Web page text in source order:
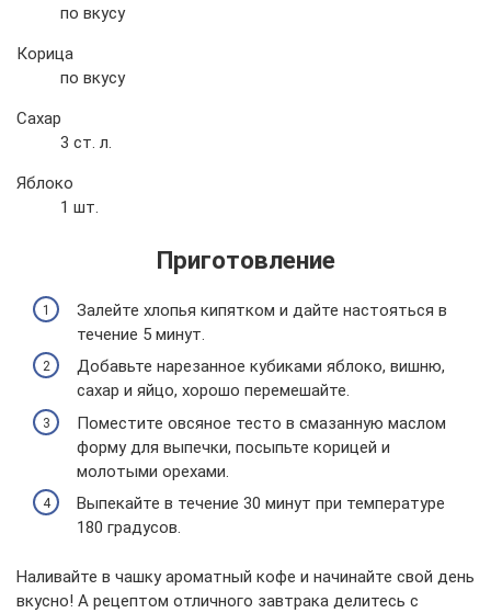
по вкусу
Корица
по вкусу
Сахар
3 ст. л.
Яблоко
1 шт.
Приготовление
Залейте хлопья кипятком и дайте настояться в
течение 5 минут.
Добавьте нарезанное кубиками яблоко, вишню,
сахар и яйцо, хорошо перемешайте.
Поместите овсяное тесто в смазанную маслом
форму для выпечки, посыпьте корицей и
молотыми орехами.
Выпекайте в течение 30 минут при температуре
180 градусов.
Наливайте в чашку ароматный кофе и начинайте свой день
вкусно! А рецептом отличного завтрака делитесь с